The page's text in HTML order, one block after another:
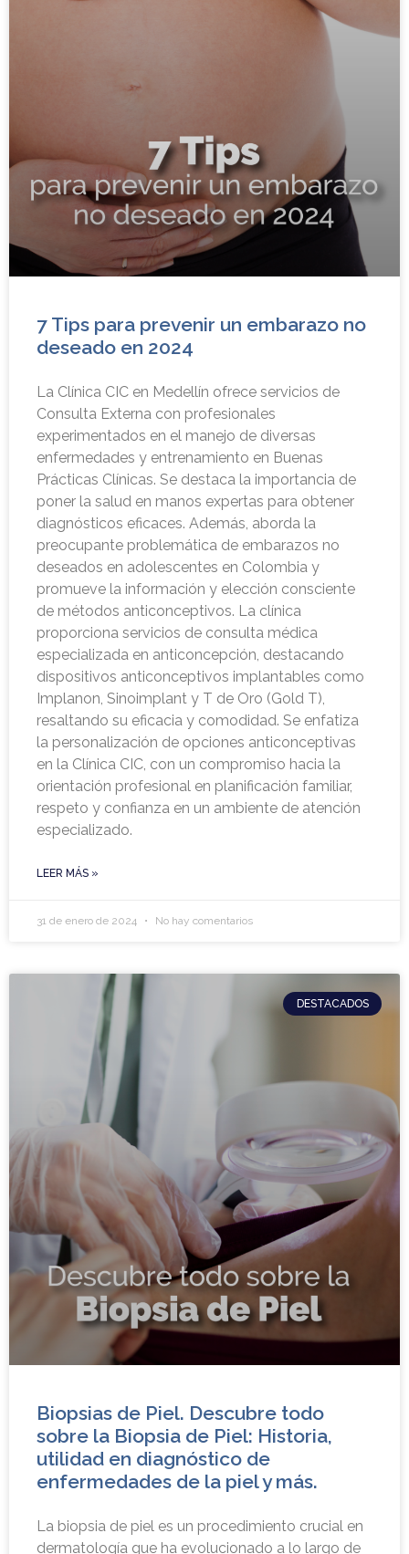
7 Tips para prevenir un embarazo no
deseado en 2024
La Clínica CIC en Medellín ofrece servicios de
Consulta Externa con profesionales
experimentados en el manejo de diversas
enfermedades y entrenamiento en Buenas
Prácticas Clínicas. Se destaca la importancia de
poner la salud en manos expertas para obtener
diagnósticos eficaces. Además, aborda la
preocupante problemática de embarazos no
deseados en adolescentes en Colombia y
promueve la información y elección consciente
de métodos anticonceptivos. La clínica
proporciona servicios de consulta médica
especializada en anticoncepción, destacando
dispositivos anticonceptivos implantables como
Implanon, Sinoimplant y T de Oro (Gold T),
resaltando su eficacia y comodidad. Se enfatiza
la personalización de opciones anticonceptivas
en la Clínica CIC, con un compromiso hacia la
orientación profesional en planificación familiar,
respeto y confianza en un ambiente de atención
especializado.
LEER MÁS »
31 de enero de 2024 No hay comentarios
DESTACADOS
Biopsias de Piel. Descubre todo
sobre la Biopsia de Piel: Historia,
utilidad en diagnóstico de
enfermedades de la piel y más.
La biopsia de piel es un procedimiento crucial en
dermatología que ha evolucionado a lo largo de